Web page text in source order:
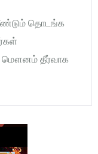
தொடங்க
மௌனம் தீர்வாக